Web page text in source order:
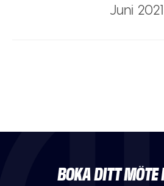
Juni 2021
BOKA DITT MÖTE